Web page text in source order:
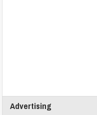
Advertising